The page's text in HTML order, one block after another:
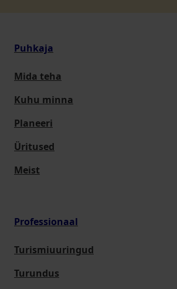
Puhkaja
Mida teha
Kuhu minna
Planeeri
Üritused
Meist
Professionaal
Turismiuuringud
Turundus